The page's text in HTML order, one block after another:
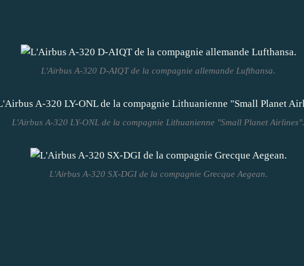
L'Airbus A-320 D-AIQT de la compagnie allemande Lufthansa.
L'Airbus A-320 LY-ONL de la compagnie Lithuanienne "Small Planet Airlines".
L'Airbus A-320 SX-DGI de la compagnie Grecque Aegean.